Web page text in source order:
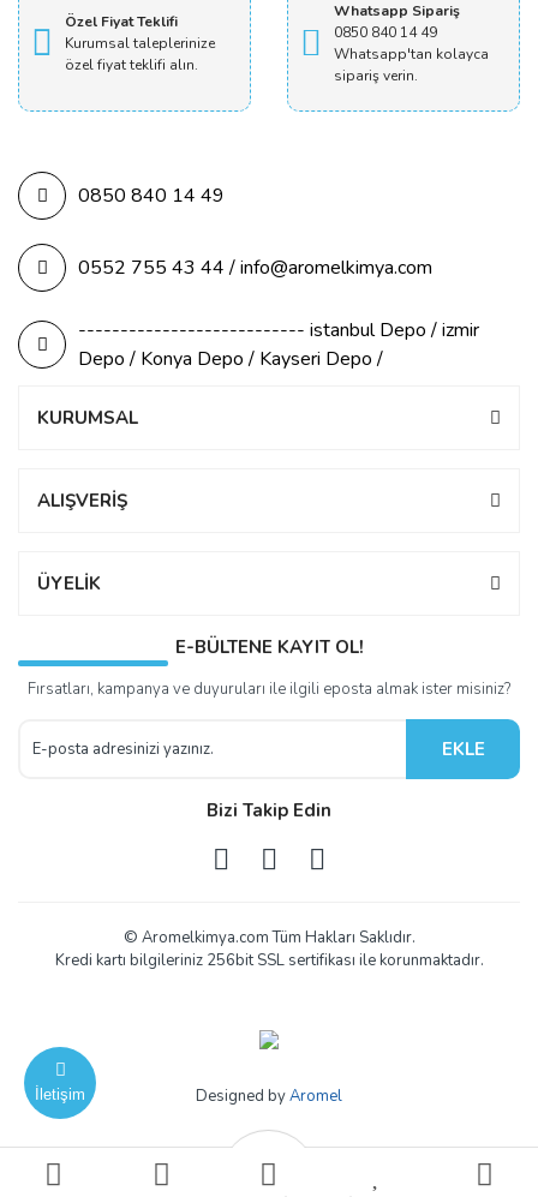
İletişim
Özel Fiyat Teklifi
Kurumsal taleplerinize
özel fiyat teklifi alın.
Whatsapp Sipariş
0850 840 14 49
Whatsapp'tan kolayca
sipariş verin.
0850 840 14 49
0552 755 43 44 / info@aromelkimya.com
--------------------------- istanbul Depo / izmir
Depo / Konya Depo / Kayseri Depo /
KURUMSAL
ALIŞVERİŞ
ÜYELİK
E-BÜLTENE KAYIT OL!
Fırsatları, kampanya ve duyuruları ile ilgili eposta almak ister misiniz?
EKLE
Bizi Takip Edin
© Aromelkimya.com Tüm Hakları Saklıdır.
Kredi kartı bilgileriniz 256bit SSL sertifikası ile korunmaktadır.
Designed byAromel